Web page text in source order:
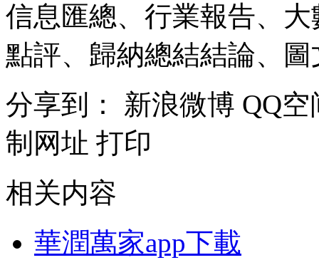
信息匯總、行業報告、
點評、歸納總結結論、
分享到：
新浪微博 QQ空
制网址 打印
相关内容
華潤萬家app下載